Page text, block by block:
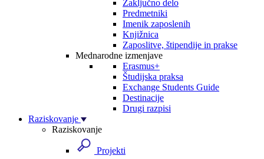
Zaključno delo
Predmetniki
Imenik zaposlenih
Knjižnica
Zaposlitve, štipendije in prakse
Mednarodne izmenjave
Erasmus+
Študijska praksa
Exchange Students Guide
Destinacije
Drugi razpisi
Raziskovanje
Raziskovanje
Projekti